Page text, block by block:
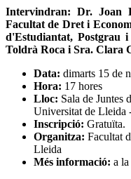
Intervindran: Dr. Joan
Facultat de Dret i
d'Estudiantat, Postgrau
Toldrà Roca i Sra. Clara
Data: dimarts 15 de
Hora: 17 hores
Lloc: Sala de Juntes
Universitat de Lleida
Inscripció: Gratuïta.
Organitza: Facultat
Lleida
Més informació: a la